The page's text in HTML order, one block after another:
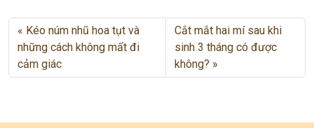
Kéo núm nhũ hoa tụt và
những cách không mất đi
cảm giác
Cắt mắt hai mí sau khi
sinh 3 tháng có được
không?